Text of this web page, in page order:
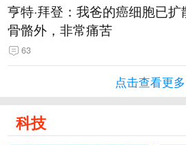
亨特·拜登：我爸的癌细胞已扩
骨骼外，非常痛苦
63
点击查看更多
科技